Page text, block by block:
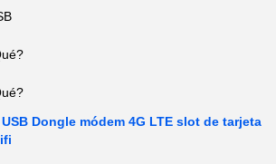
Dongle módem 4G LTE slot de tarjeta